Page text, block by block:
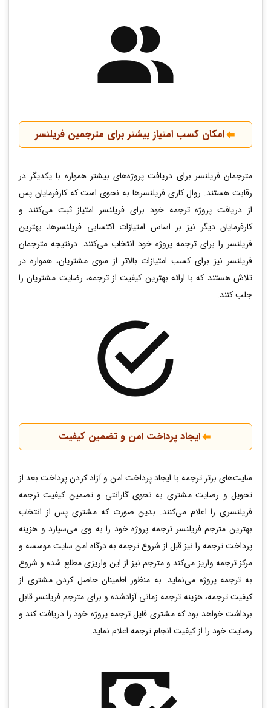
امکان کسب امتیاز بیشتر برای مترجمین فریلنسر
مترجمان فریلنسر برای دریافت پروژه‌های بیشتر همواره با یکدیگر در
رقابت هستند. روال کاری فریلنسرها به نحوی است که کارفرمایان پس
از دریافت پروژه ترجمه خود برای فریلنسر امتیاز ثبت می‌کنند و
کارفرمایان دیگر نیز بر اساس امتیازات اکتسابی فریلنسرها، بهترین
فریلنسر را برای ترجمه پروژه خود انتخاب می‌کنند. درنتیجه مترجمان
فریلنسر نیز برای کسب امتیازات بالاتر از سوی مشتریان، همواره در
تلاش هستند که با ارائه بهترین کیفیت از ترجمه، رضایت مشتریان را
جلب کنند.
ایجاد پرداخت امن و تضمین کیفیت
سایت‌های برتر ترجمه با ایجاد پرداخت امن و آزاد کردن پرداخت بعد از
تحویل و رضایت مشتری به نحوی گارانتی و تضمین کیفیت ترجمه
فریلنسری را اعلام می‌کنند. بدین‌ صورت که مشتری پس از انتخاب
بهترین مترجم فریلنسر ترجمه پروژه خود را به وی می‌سپارد و هزینه
پرداخت ترجمه را نیز قبل از شروع ترجمه به درگاه امن سایت موسسه و
مرکز ترجمه واریز می‌کند و مترجم نیز از این واریزی مطلع شده و شروع
به ترجمه پروژه می‌نماید. به‌ منظور اطمینان حاصل کردن مشتری از
کیفیت ترجمه، هزینه ترجمه زمانی آزادشده و برای مترجم فریلنسر قابل‌
برداشت خواهد بود که مشتری فایل ترجمه پروژه خود را دریافت کند و
رضایت خود را از کیفیت انجام ترجمه اعلام نماید.